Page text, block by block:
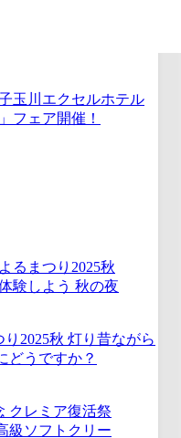
玉川エクセルホテル
フェア開催！
2025秋 灯り昔ながら
どうですか？